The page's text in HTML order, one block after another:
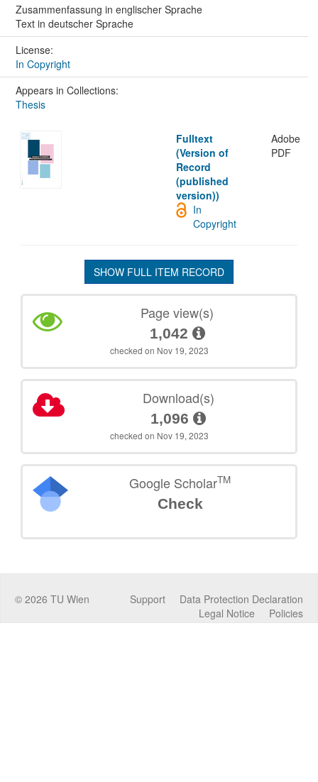
Zusammenfassung in englischer Sprache
Text in deutscher Sprache
License:
In Copyright
Appears in Collections:
Thesis
Fulltext
(Version of
Record
(published
version))
Adobe
PDF
In
Copyright
SHOW FULL ITEM RECORD
Page view(s)
1,042
checked on Nov 19, 2023
Download(s)
1,096
checked on Nov 19, 2023
Google ScholarTM
Check
© 2026 TU Wien Data Protection Declaration
Support
Policies
Legal Notice